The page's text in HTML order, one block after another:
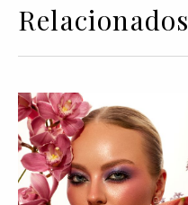
Relacionados